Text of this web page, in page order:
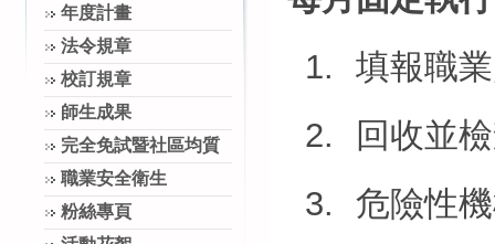
年度計畫
法令規章
校訂規章
師生成果
完全免試暨社區均質
職業安全衛生
粉絲專頁
1. 填報職
2. 回收並
3. 危險性